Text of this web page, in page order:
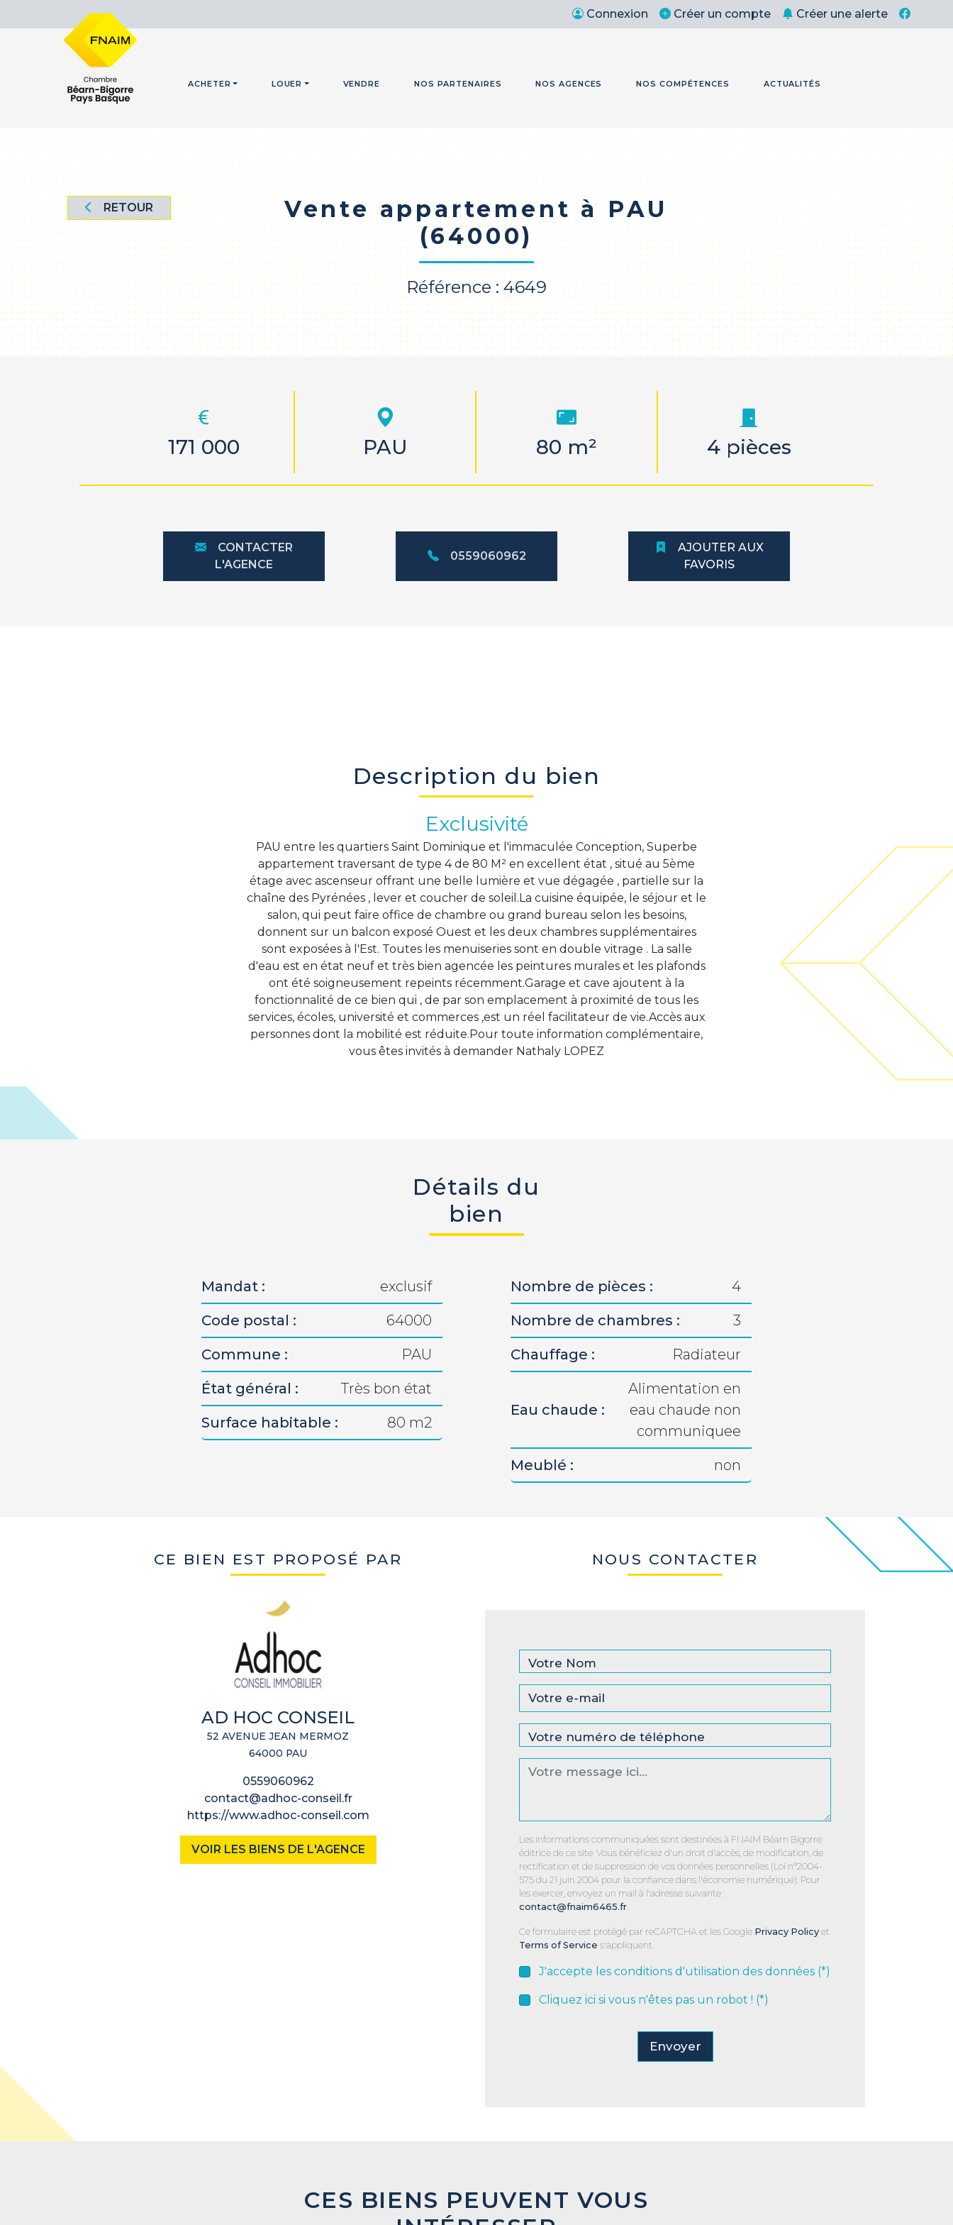
Connexion Créer un compte Créer une alerte
ACHETER LOUER VENDRE NOS PARTENAIRES NOS AGENCES NOS COMPÉTENCES ACTUALITÉS
RETOUR
Vente appartement à PAU
(64000)
Référence : 4649
171 000 PAU 80 m² 4 pièces
CONTACTER
L'AGENCE
0559060962
AJOUTER AUX
FAVORIS
Description du bien
Exclusivité
PAU entre les quartiers Saint Dominique et l'immaculée Conception, Superbe
appartement traversant de type 4 de 80 M² en excellent état , situé au 5ème
étage avec ascenseur offrant une belle lumière et vue dégagée , partielle sur la
chaîne des Pyrénées , lever et coucher de soleil.La cuisine équipée, le séjour et le
salon, qui peut faire office de chambre ou grand bureau selon les besoins,
donnent sur un balcon exposé Ouest et les deux chambres supplémentaires
sont exposées à l'Est. Toutes les menuiseries sont en double vitrage . La salle
d'eau est en état neuf et très bien agencée les peintures murales et les plafonds
ont été soigneusement repeints récemment.Garage et cave ajoutent à la
fonctionnalité de ce bien qui , de par son emplacement à proximité de tous les
services, écoles, université et commerces ,est un réel facilitateur de vie.Accès aux
personnes dont la mobilité est réduite.Pour toute information complémentaire,
vous êtes invités à demander Nathaly LOPEZ
Détails du
bien
Mandat :
exclusif
Code postal :
64000
Commune :
PAU
État général :
Très bon état
Surface habitable :
80 m2
Nombre de pièces :
4
Nombre de chambres :
3
Chauffage :
Radiateur
Eau chaude :
Alimentation en
eau chaude non
communiquee
Meublé :
non
CE BIEN EST PROPOSÉ PAR
AD HOC CONSEIL
52 AVENUE JEAN MERMOZ
64000 PAU
0559060962
contact@adhoc-conseil.fr
https://www.adhoc-conseil.com
VOIR LES BIENS DE L'AGENCE
NOUS CONTACTER
Les informations communiquées sont destinées à FNAIM Béarn Bigorre
éditrice de ce site. Vous bénéficiez d'un droit d'accès, de modification, de
rectification et de suppression de vos données personnelles (Loi n°2004-
575 du 21 juin 2004 pour la confiance dans l'économie numérique). Pour
les exercer, envoyez un mail à l'adresse suivante :
contact@fnaim6465.fr
Ce formulaire est protégé par reCAPTCHA et les Google Privacy Policy et
Terms of Service s'appliquent.
J'accepte les conditions d'utilisation des données (*)
Cliquez ici si vous n'êtes pas un robot ! (*)
Envoyer
CES BIENS PEUVENT VOUS